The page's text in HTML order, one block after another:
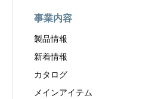
事業内容
製品情報
新着情報
カタログ
メインアイテム